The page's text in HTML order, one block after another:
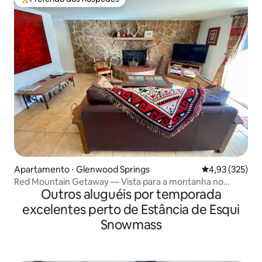
Entre os melhores preferidos dos hóspedes
Apartamento ⋅ Glenwood Springs 4,93 de uma
4,93 (325)
Red Mountain Getaway — Vista para a montanha no
centro da cidade
Outros aluguéis por temporada
excelentes perto de Estância de Esqui
Snowmass